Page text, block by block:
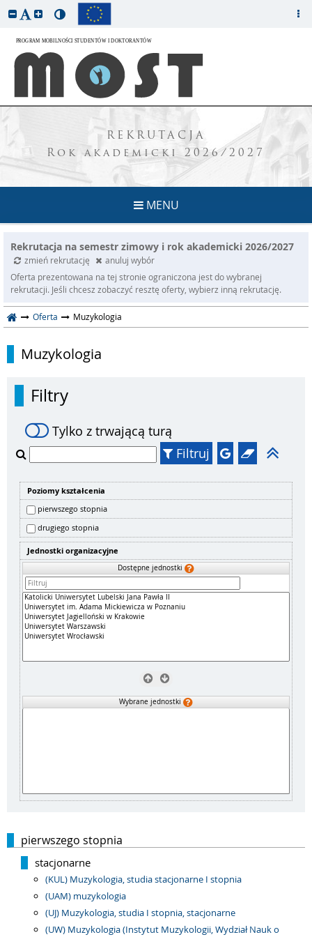
REKRUTACJA
Rok akademicki 2026/2027
MENU
Rekrutacja na semestr zimowy i rok akademicki 2026/2027
zmień rekrutację
anuluj wybór
Oferta prezentowana na tej stronie ograniczona jest do wybranej
rekrutacji. Jeśli chcesz zobaczyć resztę oferty, wybierz inną rekrutację.
Oferta Muzykologia
Muzykologia
Filtry
Tylko z trwającą turą
Filtruj
Poziomy kształcenia
pierwszego stopnia
drugiego stopnia
Jednostki organizacyjne
Dostępne jednostki
Wybrane jednostki
pierwszego stopnia
stacjonarne
(KUL) Muzykologia, studia stacjonarne I stopnia
(UAM) muzykologia
(UJ) Muzykologia, studia I stopnia, stacjonarne
(UW) Muzykologia (Instytut Muzykologii, Wydział Nauk o